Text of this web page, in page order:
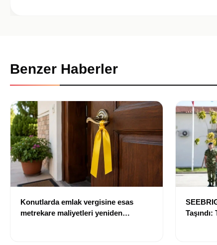
Benzer Haberler
Konutlarda emlak vergisine esas
metrekare maliyetleri yeniden